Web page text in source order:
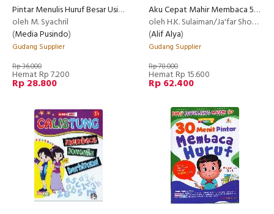
Pintar Menulis Huruf Besar Usia 3-5 tahun (Full Color)
oleh M. Syachril
(Media Pusindo)
Gudang Supplier
Rp 36.000
Hemat Rp 7.200
Rp 28.800
Aku Cepat Mahir Membaca 5-6 tahun(Metode Baru Cepat Membaca) Full Color
oleh H.K. Sulaiman/Ja'far Shodiq/M.Roi's
(Alif Alya)
Gudang Supplier
Rp 78.000
Hemat Rp 15.600
Rp 62.400